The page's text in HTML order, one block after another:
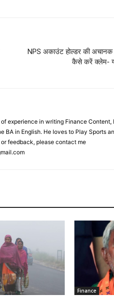
NPS अकाउंट होल्‍डर की अचानक
कैसे करें क्‍लेम-
experience in writing Finance Content,
BA in English. He loves to Play Sports
feedback, please contact me
Finance